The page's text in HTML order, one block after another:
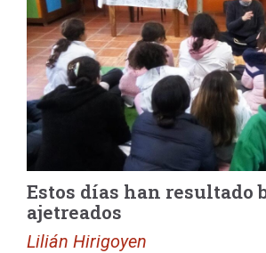
Estos días han resultado
ajetreados
Lilián Hirigoyen